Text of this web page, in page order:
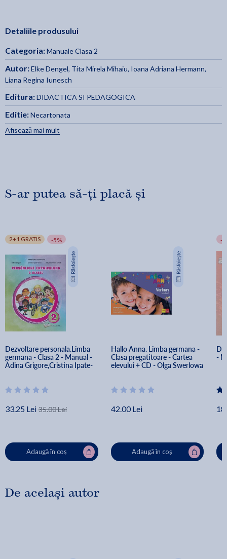
Detaliile produsului
Categoria:Manuale Clasa 2
Autor:Elke Dengel, Tita Mirela Mihaiu, Ioana Adriana Hermann,
Liana Regina Iunesch
Editura:DIDACTICA SI PEDAGOGICA
Editie:Necartonata
Afisează mai mult
S-ar putea să-ți placă și
2+1 GRATIS -5%
Dezvoltare personala.Limba
germana - Clasa 2 - Manual -
Adina Grigore,Cristina Ipate-
33.25 Lei 35.00 Lei
Adaugă în coș
Hallo Anna. Limba germana -
Clasa pregatitoare - Cartea
elevului + CD - Olga Swerlowa
42.00 Lei
Adaugă în coș
-
-
De același autor